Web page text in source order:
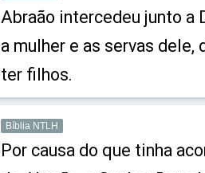
Abraão intercedeu junto a
a mulher e as servas
ter filhos.
Bíblia NTLH
Por causa do que tinha